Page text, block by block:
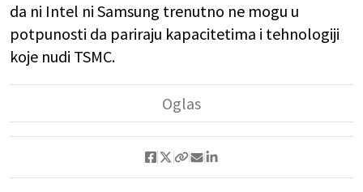
da ni Intel ni Samsung trenutno ne mogu u
potpunosti da pariraju kapacitetima i tehnologiji
koje nudi TSMC.